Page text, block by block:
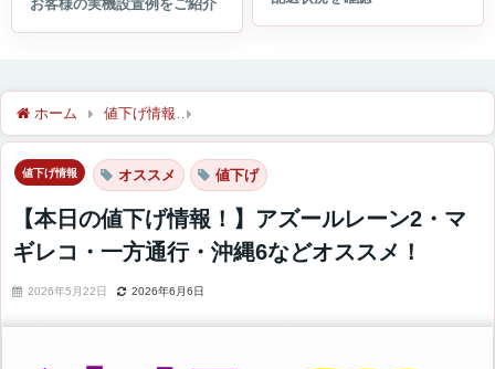
ホーム 値下げ情報
値下げ情報 オススメ 値下げ
【本日の値下げ情報！】アズールレーン2・マ
ギレコ・一方通行・沖縄6などオススメ！
2026年5月22日 2026年6月6日